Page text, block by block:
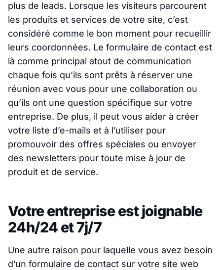
plus de leads. Lorsque les visiteurs parcourent
les produits et services de votre site, c’est
considéré comme le bon moment pour recueillir
leurs coordonnées. Le formulaire de contact est
là comme principal atout de communication
chaque fois qu’ils sont prêts à réserver une
réunion avec vous pour une collaboration ou
qu’ils ont une question spécifique sur votre
entreprise. De plus, il peut vous aider à créer
votre liste d’e-mails et à l’utiliser pour
promouvoir des offres spéciales ou envoyer
des newsletters pour toute mise à jour de
produit et de service.
Votre entreprise est joignable
24h/24 et 7j/7
Une autre raison pour laquelle vous avez besoin
d’un formulaire de contact sur votre site web